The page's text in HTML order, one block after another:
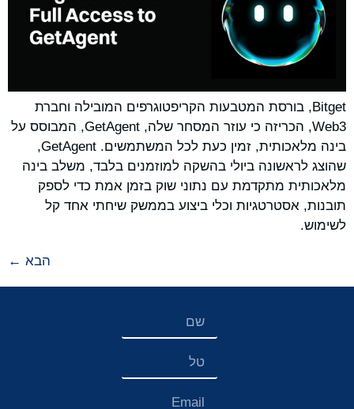
Bitget, בורסת המטבעות הקריפטוגרפים המובילה וחברת
Web3, הכריזה כי עוזר המסחר שלה, GetAgent, המבוסס על
בינה מלאכותית, זמין כעת לכל המשתמשים. GetAgent,
שהוצג לראשונה ביולי בהשקה למוזמנים בלבד, משלב בינה
מלאכותית מתקדמת עם נתוני שוק בזמן אמת כדי לספק
תובנות, אסטרטגיות וכלי ביצוע בממשק שיחתי אחד קל
לשימוש.
הבא ←